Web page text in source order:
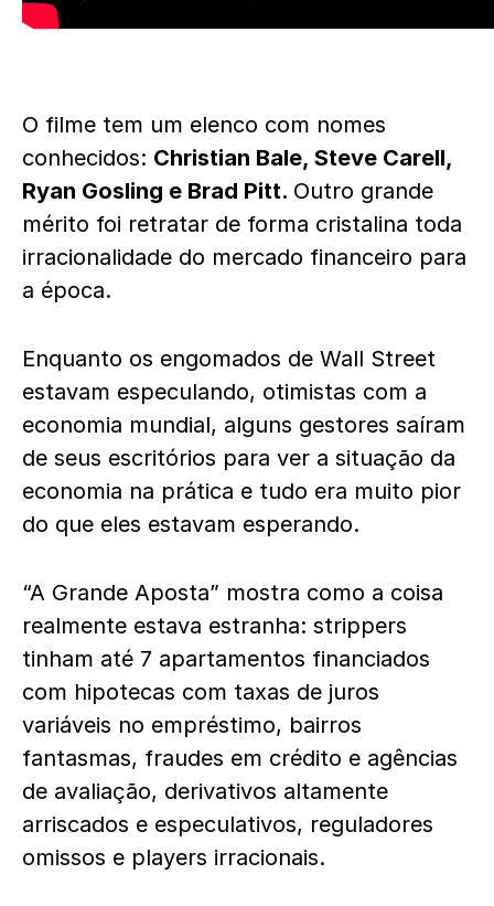
O filme tem um elenco com nomes
conhecidos: Christian Bale, Steve Carell,
Ryan Gosling e Brad Pitt. Outro grande
mérito foi retratar de forma cristalina toda
irracionalidade do mercado financeiro para
a época.
Enquanto os engomados de Wall Street
estavam especulando, otimistas com a
economia mundial, alguns gestores saíram
de seus escritórios para ver a situação da
economia na prática e tudo era muito pior
do que eles estavam esperando.
“A Grande Aposta” mostra como a coisa
realmente estava estranha: strippers
tinham até 7 apartamentos financiados
com hipotecas com taxas de juros
variáveis no empréstimo, bairros
fantasmas, fraudes em crédito e agências
de avaliação, derivativos altamente
arriscados e especulativos, reguladores
omissos e players irracionais.